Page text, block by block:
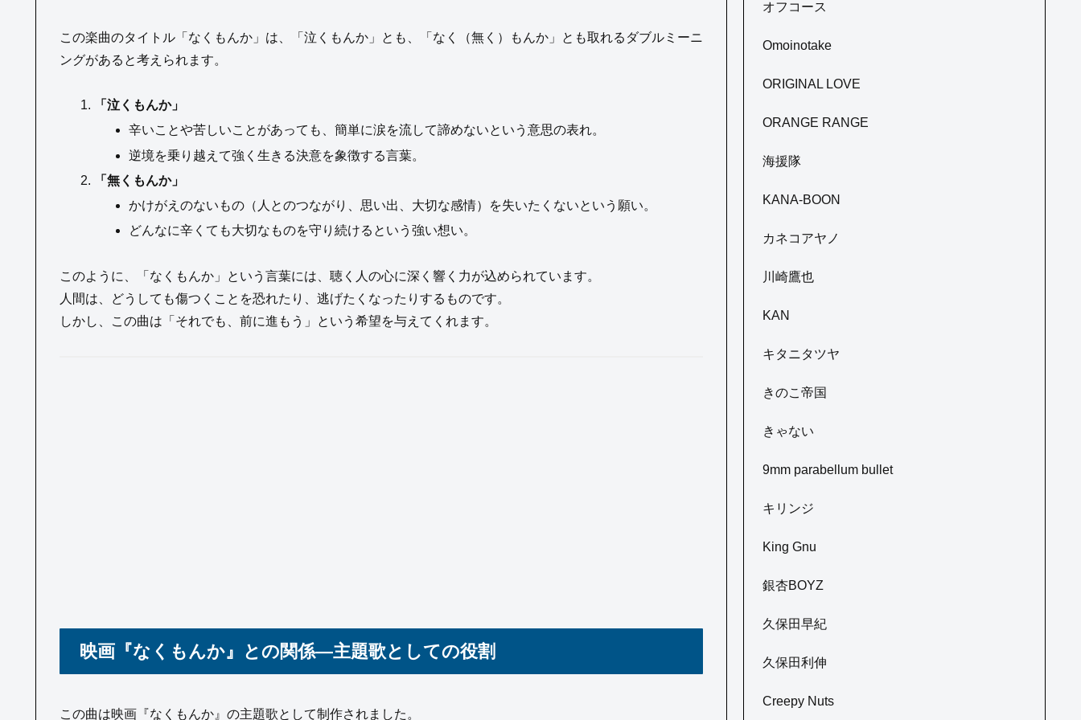
この楽曲のタイトル「なくもんか」は、「泣くもんか」とも、「なく（無く）もんか」とも取れるダブルミーニ
ングがあると考えられます。
「泣くもんか」
辛いことや苦しいことがあっても、簡単に涙を流して諦めないという意思の表れ。
逆境を乗り越えて強く生きる決意を象徴する言葉。
「無くもんか」
かけがえのないもの（人とのつながり、思い出、大切な感情）を失いたくないという願い。
どんなに辛くても大切なものを守り続けるという強い想い。
このように、「なくもんか」という言葉には、聴く人の心に深く響く力が込められています。
人間は、どうしても傷つくことを恐れたり、逃げたくなったりするものです。
しかし、この曲は「それでも、前に進もう」という希望を与えてくれます。
映画『なくもんか』との関係―主題歌としての役割
この曲は映画『なくもんか』の主題歌として制作されました。
オフコース
Omoinotake
ORIGINAL LOVE
ORANGE RANGE
海援隊
KANA-BOON
カネコアヤノ
川崎鷹也
KAN
キタニタツヤ
きのこ帝国
きゃない
9mm parabellum bullet
キリンジ
King Gnu
銀杏BOYZ
久保田早紀
久保田利伸
Creepy Nuts